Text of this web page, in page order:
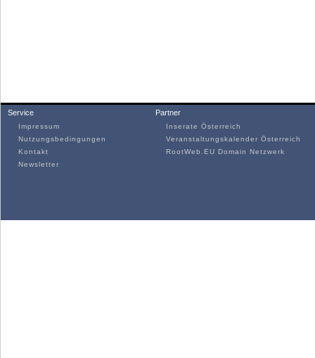
Service
Impressum
Nutzungsbedingungen
Kontakt
Newsletter
Partner
Inserate Österreich
Veranstaltungskalender Österreich
RootWeb.EU Domain Netzwerk